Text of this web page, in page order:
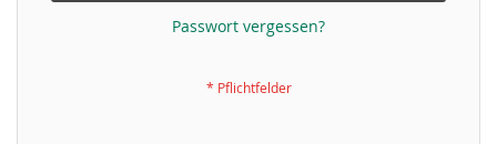
Passwort vergessen?